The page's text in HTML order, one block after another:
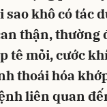
sao khô có tác
thận, thường
tê mỏi, cước
thoái hóa
liên quan